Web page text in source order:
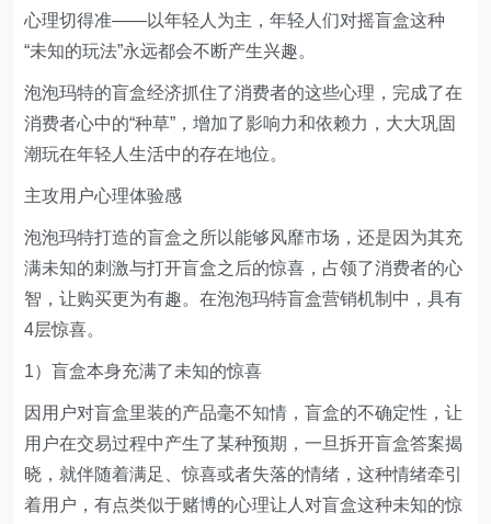
心理切得准——以年轻人为主，年轻人们对摇盲盒这种
“未知的玩法”永远都会不断产生兴趣。
泡泡玛特的盲盒经济抓住了消费者的这些心理，完成了在
消费者心中的“种草”，增加了影响力和依赖力，大大巩固
潮玩在年轻人生活中的存在地位。
主攻用户心理体验感
泡泡玛特打造的盲盒之所以能够风靡市场，还是因为其充
满未知的刺激与打开盲盒之后的惊喜，占领了消费者的心
智，让购买更为有趣。在泡泡玛特盲盒营销机制中，具有
4层惊喜。
1）盲盒本身充满了未知的惊喜
因用户对盲盒里装的产品毫不知情，盲盒的不确定性，让
用户在交易过程中产生了某种预期，一旦拆开盲盒答案揭
晓，就伴随着满足、惊喜或者失落的情绪，这种情绪牵引
着用户，有点类似于赌博的心理让人对盲盒这种未知的惊